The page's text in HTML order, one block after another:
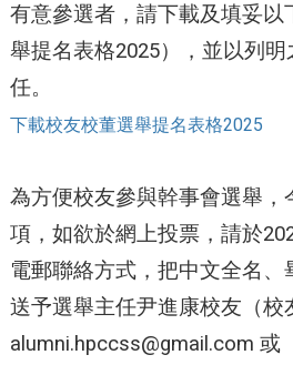
有意參選者，請下載及填妥以
舉提名表格2025），並以列
任。
下載校友校董選舉提名表格2025
為方便校友參與幹事會選舉，
項，如欲於網上投票，請於
電郵聯絡方式，把中文全名、
送予選舉主任尹進康校友（校
alumni.hpccss@gmail.com 或